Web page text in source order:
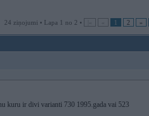
24 ziņojumi • Lapa 1 no 2 • |« « 1 2 »
kuru ir divi varianti 730 1995.gada vai 523